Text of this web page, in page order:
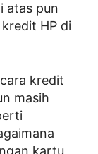
atas pun
HP di
kredit
masih
kartu